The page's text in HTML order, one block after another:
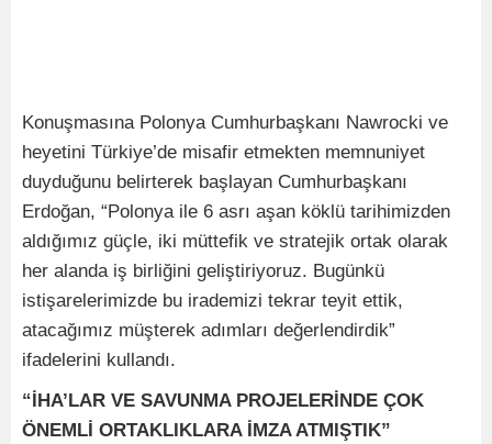
Konuşmasına Polonya Cumhurbaşkanı Nawrocki ve
heyetini Türkiye’de misafir etmekten memnuniyet
duyduğunu belirterek başlayan Cumhurbaşkanı
Erdoğan, “Polonya ile 6 asrı aşan köklü tarihimizden
aldığımız güçle, iki müttefik ve stratejik ortak olarak
her alanda iş birliğini geliştiriyoruz. Bugünkü
istişarelerimizde bu irademizi tekrar teyit ettik,
atacağımız müşterek adımları değerlendirdik”
ifadelerini kullandı.
“İHA’LAR VE SAVUNMA PROJELERİNDE ÇOK
ÖNEMLİ ORTAKLIKLARA İMZA ATMIŞTIK”